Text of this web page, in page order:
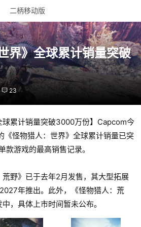
二柄移动版
界》全球累计销量突破
23
球累计销量突破3000万份】Capcom今
《怪物猎人：世界》全球累计销量已突
游戏的最高销售记录。
野》已于去年2月发售，其大型拓展
年推出。此外，《怪物猎人：荒
，具体上市时间暂未公布。